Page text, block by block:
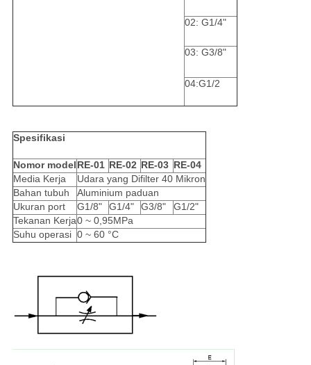
02: G1/4"
03: G3/8"
04:G1/2
Spesifikasi
Nomor modelRE-01 RE-02 RE-03 RE-04
Media Kerja
Udara yang Difilter 40 Mikron
Bahan tubuh
Aluminium paduan
Ukuran port
G1/8" G1/4" G3/8"
G1/2"
Tekanan Kerja0 ~ 0,95MPa
Suhu operasi 0 ~ 60 °C